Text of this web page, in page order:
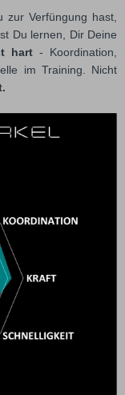
zur Verfüngung hast,
Du lernen, Dir Deine
hart- Koordination,
im Training. Nicht